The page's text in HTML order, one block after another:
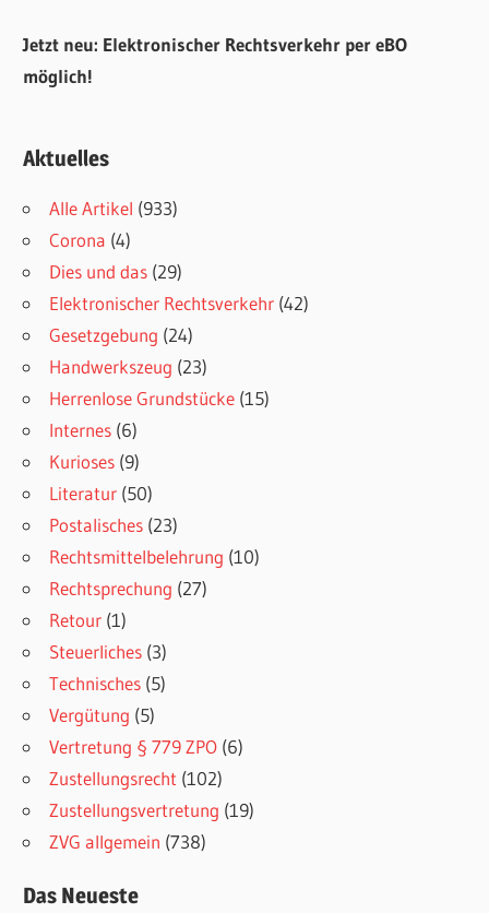
Jetzt neu: Elektronischer Rechtsverkehr per eBO
möglich!
Aktuelles
Alle Artikel (933)
Corona (4)
Dies und das (29)
Elektronischer Rechtsverkehr (42)
Gesetzgebung (24)
Handwerkszeug (23)
Herrenlose Grundstücke (15)
Internes (6)
Kurioses (9)
Literatur (50)
Postalisches (23)
Rechtsmittelbelehrung (10)
Rechtsprechung (27)
Retour (1)
Steuerliches (3)
Technisches (5)
Vergütung (5)
Vertretung § 779 ZPO (6)
Zustellungsrecht (102)
Zustellungsvertretung (19)
ZVG allgemein (738)
Das Neueste